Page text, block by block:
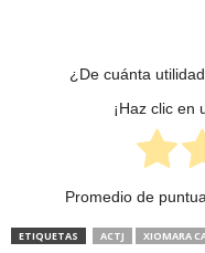
¿De cuánta
¡Haz clic en
Promedio de
ETIQUETAS ACTJ XIOMARA